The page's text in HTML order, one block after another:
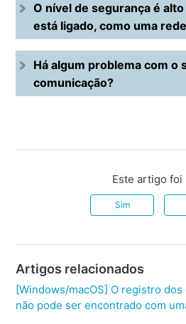
O nível de segurança é
está ligado, como uma
Há algum problema com o
comunicação?
Este artigo foi
Sim
Artigos relacionados
[Windows/macOS] O registro
não pode ser encontrado com